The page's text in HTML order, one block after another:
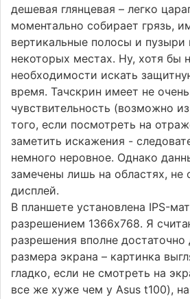
дешевая глянцевая – легко
моментально собирает грязь,
вертикальные полосы и пузыри
некоторых местах. Ну, хотя бы
необходимости искать
время. Тачскрин имеет не
чувствительность (возможно
того, если посмотреть на
заметить искажения -
немного неровное. Однако
замечены лишь на областях, не
дисплей.
В планшете установлена IPS-
разрешением 1366х768. Я
разрешения вполне достаточно
размера экрана – картинка
гладко, если не смотреть на
все же хуже чем у Asus t100),